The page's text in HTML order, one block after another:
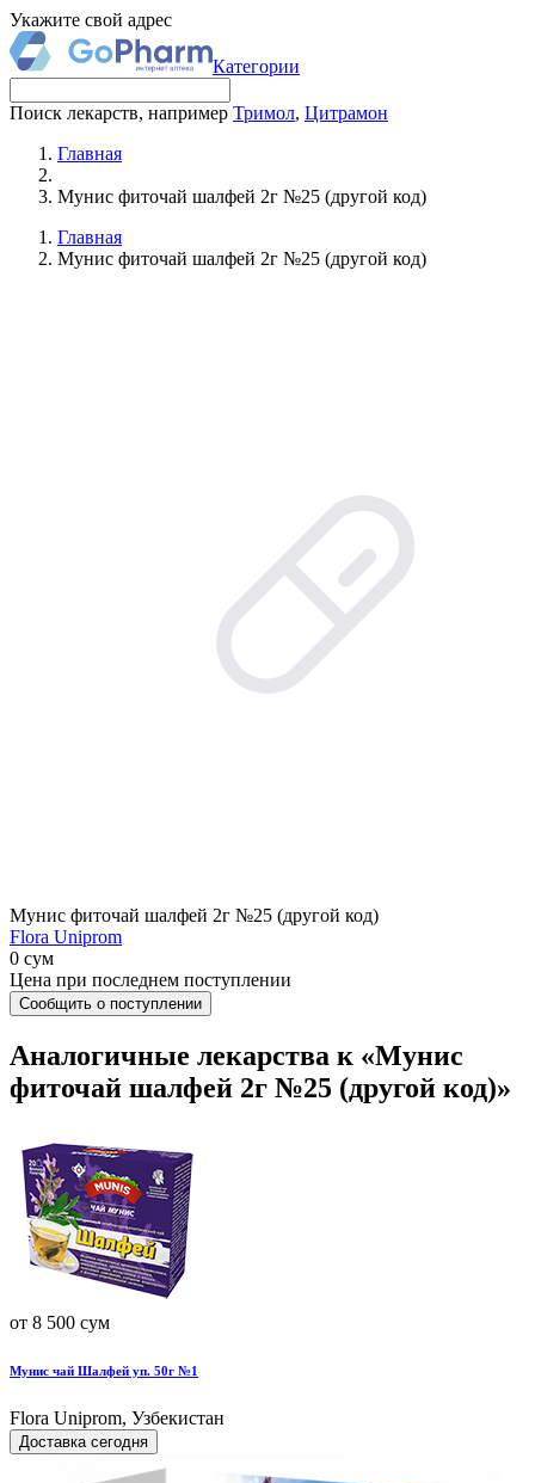
Укажите свой адрес
Категории
Поиск лекарств, например Тримол, Цитрамон
Главная
Мунис фиточай шалфей 2г №25 (другой код)
Главная
Мунис фиточай шалфей 2г №25 (другой код)
Мунис фиточай шалфей 2г №25 (другой код)
Flora Uniprom
0 сум
Цена при последнем поступлении
Сообщить о поступлении
Аналогичные лекарства к «Мунис
фиточай шалфей 2г №25 (другой код)»
от 8 500 сум
Мунис чай Шалфей уп. 50г №1
Flora Uniprom, Узбекистан
Доставка сегодня